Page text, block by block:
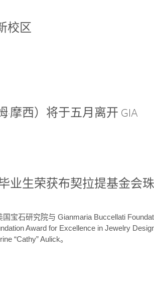
校区
·摩西）将于五月离开 GIA
业生荣获布契拉提基金会
国宝石研究院与 Gianmaria Buccellati
Award for Excellence in Jewelry
“Cathy” Aulick。